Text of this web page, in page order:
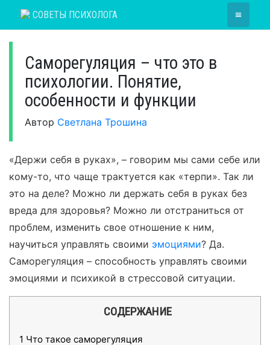
СОВЕТЫ ПСИХОЛОГА ≡
Саморегуляция – что это в
психологии. Понятие,
особенности и функции
Автор Светлана Трошина
«Держи себя в руках», – говорим мы сами себе или
кому-то, что чаще трактуется как «терпи». Так ли
это на деле? Можно ли держать себя в руках без
вреда для здоровья? Можно ли отстраниться от
проблем, изменить свое отношение к ним,
научиться управлять своими эмоциями? Да.
Саморегуляция – способность управлять своими
эмоциями и психикой в стрессовой ситуации.
СОДЕРЖАНИЕ
1 Что такое саморегуляция